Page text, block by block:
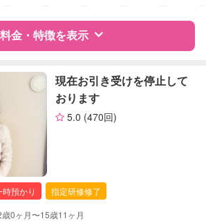
病児、病後児、ともに不可
対応可否は個別に相談
お引き受けしていません
対応不可
料金・特徴を表示
レビュー
企業型割引対象(旧内閣府補助対象)
自治体届出済ベビーシッター
保育士
幼稚園教諭
準育児師
現在お引き受けを停止して
おります
5.0 (470回)
預かり
指定研修修了
歳0ヶ月〜15歳11ヶ月